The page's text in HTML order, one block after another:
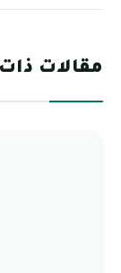
مقالات